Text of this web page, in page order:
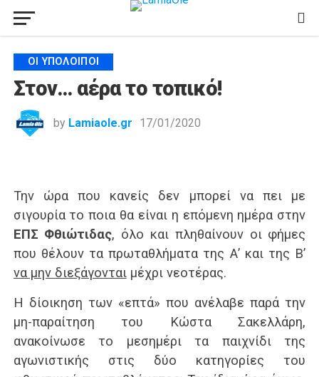
ΟΙ ΥΠΌΛΟΙΠΟΙ
Στον… αέρα το τοπικό!
by Lamiaole.gr 17/01/2020
Την ώρα που κανείς δεν μπορεί να πει με
σιγουρία το ποια θα είναι η επόμενη ημέρα στην
ΕΠΣ Φθιώτιδας, όλο και πληθαίνουν οι φήμες
που θέλουν τα πρωταθλήματα της Α’ και της Β’
να μην διεξάγονταιμέχρι νεοτέρας.
Η δίοικηση των «επτά» που ανέλαβε παρά την
μη-παραίτηση του Κώστα Σακελλάρη,
ανακοίνωσε το μεσημέρι τα παιχνίδι της
αγωνιστικής στις δύο κατηγορίες του